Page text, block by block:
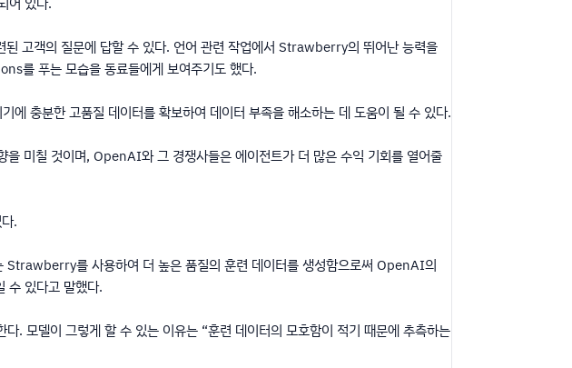
고객의 질문에 답할 수 있다. 언어 관련 작업에서 Strawberry의 뛰어난 능력을
푸는 모습을 동료들에게 보여주기도 했다.
충분한 고품질 데이터를 확보하여 데이터 부족을 해소하는 데 도움이 될 수 있다.
미칠 것이며, OpenAI와 그 경쟁사들은 에이전트가 더 많은 수익 기회를 열어줄
.
를 사용하여 더 높은 품질의 훈련 데이터를 생성함으로써 OpenAI의
수 있다고 말했다.
. 모델이 그렇게 할 수 있는 이유는 “훈련 데이터의 모호함이 적기 때문에 추측하는